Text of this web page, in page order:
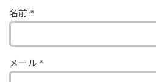
名前 *
メール*